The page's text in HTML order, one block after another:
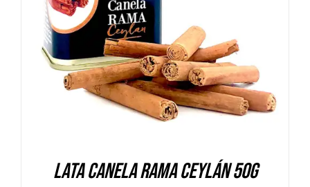
DETALLES
Lata Canela rama Ceylán 50g